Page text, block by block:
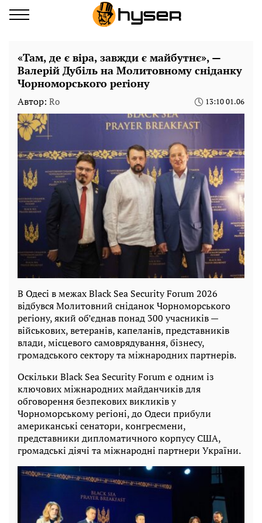
«Там, де є віра, завжди є майбутнє», —
Валерій Дубіль на Молитовному сніданку
Чорноморського регіону
Автор: Ro 13:10 01.06
В Одесі в межах Black Sea Security Forum 2026
відбувся Молитовний сніданок Чорноморського
регіону, який об’єднав понад 300 учасників —
військових, ветеранів, капеланів, представників
влади, місцевого самоврядування, бізнесу,
громадського сектору та міжнародних партнерів.
Оскільки Black Sea Security Forum є одним із
ключових міжнародних майданчиків для
обговорення безпекових викликів у
Чорноморському регіоні, до Одеси прибули
американські сенатори, конгресмени,
представники дипломатичного корпусу США,
громадські діячі та міжнародні партнери України.